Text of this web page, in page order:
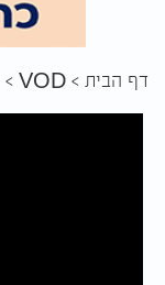
דף הבית VOD